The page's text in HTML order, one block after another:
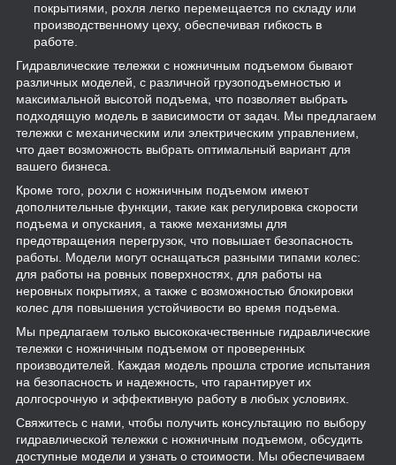
покрытиями, рохля легко перемещается по складу или
производственному цеху, обеспечивая гибкость в
работе.
Гидравлические тележки с ножничным подъемом бывают
различных моделей, с различной грузоподъемностью и
максимальной высотой подъема, что позволяет выбрать
подходящую модель в зависимости от задач. Мы предлагаем
тележки с механическим или электрическим управлением,
что дает возможность выбрать оптимальный вариант для
вашего бизнеса.
Кроме того, рохли с ножничным подъемом имеют
дополнительные функции, такие как регулировка скорости
подъема и опускания, а также механизмы для
предотвращения перегрузок, что повышает безопасность
работы. Модели могут оснащаться разными типами колес:
для работы на ровных поверхностях, для работы на
неровных покрытиях, а также с возможностью блокировки
колес для повышения устойчивости во время подъема.
Мы предлагаем только высококачественные гидравлические
тележки с ножничным подъемом от проверенных
производителей. Каждая модель прошла строгие испытания
на безопасность и надежность, что гарантирует их
долгосрочную и эффективную работу в любых условиях.
Свяжитесь с нами, чтобы получить консультацию по выбору
гидравлической тележки с ножничным подъемом, обсудить
доступные модели и узнать о стоимости. Мы обеспечиваем